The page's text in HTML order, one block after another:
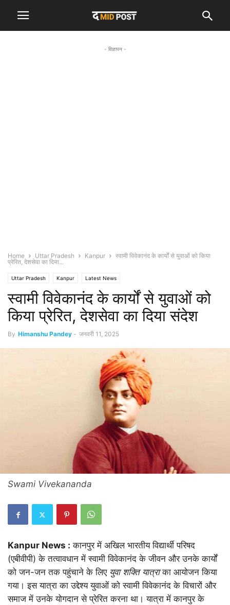
- विज्ञापन -
Home Uttar Pradesh Kanpur
स्वामी विवेकानंद के कार्यों से युवाओं को किया
प्रेरित, देशसेवा का दिया...
Uttar Pradesh Kanpur Latest News
स्वामी विवेकानंद के कार्यों से युवाओं को
किया प्रेरित, देशसेवा का दिया संदेश
By Himanshu Pandey - जनवरी 11, 2025
Swami Vivekananda
Kanpur News : कानपुर में अखिल भारतीय विद्यार्थी परिषद
(एबीवीपी) के तत्वावधान में स्वामी विवेकानंद के जीवन और उनके कार्यों
को जन-जन तक पहुंचाने के लिए युवा शक्ति यात्राका आयोजन किया
गया। इस यात्रा का उद्देश्य युवाओं को स्वामी विवेकानंद के विचारों और
समाज में उनके योगदान से प्रेरित करना था। यात्रा में कानपुर के